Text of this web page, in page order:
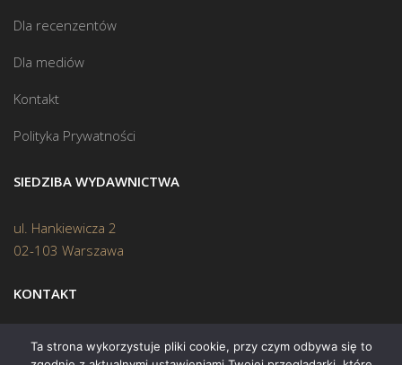
Dla recenzentów
Dla mediów
Kontakt
Polityka Prywatności
SIEDZIBA WYDAWNICTWA
ul. Hankiewicza 2
02-103 Warszawa
KONTAKT
Biuro: (22) 45 70 402
Ta strona wykorzystuje pliki cookie, przy czym odbywa się to